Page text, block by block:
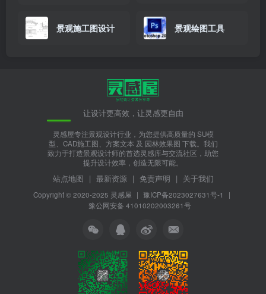
景观施工图设计 景观绘图工具
让设计更高效，让灵感更自由
灵感屋专注景观设计行业，为您提供高质量的 SU模
型、CAD施工图、方案文本 及 园林效果图 下载。我们
致力于打造景观设计师的首选灵感库与交流社区，助您
提升设计效率，创造无限可能。
站点地图 | 最新资源 | 免责声明 | 关于我们
Copyright © 2020-2025 灵感屋 | 豫ICP备2023027631号-1
|
豫公网安备 41010202003261号